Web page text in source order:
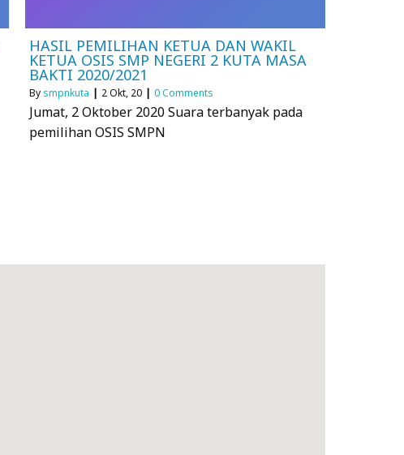
HASIL PEMILIHAN KETUA DAN WAKIL
KETUA OSIS SMP NEGERI 2 KUTA MASA
BAKTI 2020/2021
By smpnkuta | 2Okt, 20 | 0 Comments
Jumat, 2 Oktober 2020 Suara terbanyak pada
pemilihan OSIS SMPN